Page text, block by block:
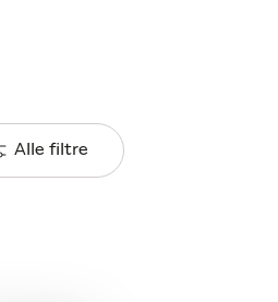
Alle filtre